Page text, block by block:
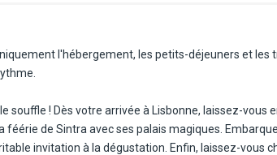
l'hébergement, les petits-déjeuners et
! Dès votre arrivée à Lisbonne, laissez-
à bord d'un train vers Porto, ville au caractère authentique,
invitation à la dégustation. Enfin, laissez-vous